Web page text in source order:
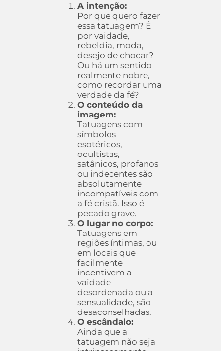
A intenção:
Por que quero fazer
essa tatuagem? É
por vaidade,
rebeldia, moda,
desejo de chocar?
Ou há um sentido
realmente nobre,
como recordar uma
verdade da fé?
O conteúdo da
imagem:
Tatuagens com
símbolos
esotéricos,
ocultistas,
satânicos, profanos
ou indecentes são
absolutamente
incompatíveis com
a fé cristã. Isso é
pecado grave.
O lugar no corpo:
Tatuagens em
regiões íntimas, ou
em locais que
facilmente
incentivem a
vaidade
desordenada ou a
sensualidade, são
desaconselhadas.
O escândalo:
Ainda que a
tatuagem não seja